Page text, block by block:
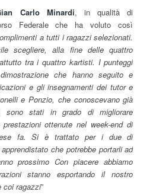
Carlo Minardi, in qualità di
Federale che ha voluto così
a tutti i ragazzi selezionati.
scegliere, alla fine delle quattro
tra i quattro kartisti. I punteggi
che hanno seguito e
e gli insegnamenti dei tutor e
e Ponzio, che conoscevano già
stati in grado di migliorare
ottenute nel week-end di
fa. Si è trattato per i due di
che potrebbe portarli ad
prossimo Con piacere abbiamo
stanno esportando il nostro
coi ragazzi”